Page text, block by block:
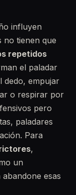
influyen
no tienen que
repetidos
el paladar
dedo, empujar
o respirar por
pero
paladares
Para
,
un
esas